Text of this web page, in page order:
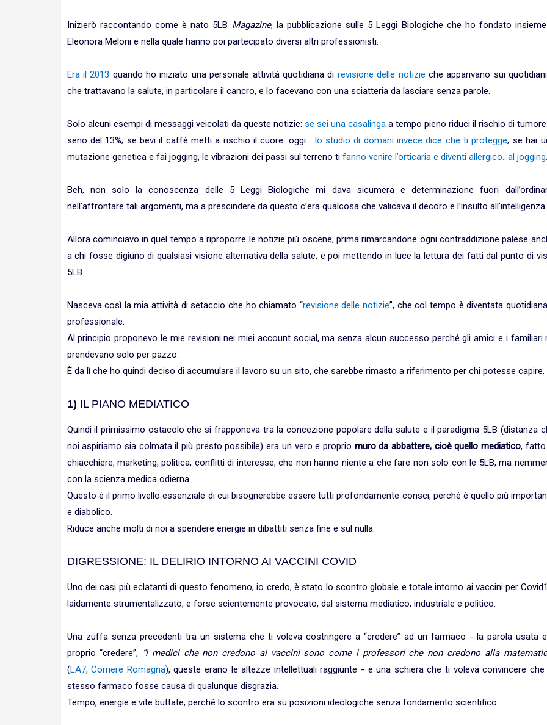
Inizierò raccontando come è nato 5LB Magazine, la pubblicazione sulle 5 Leggi Biologiche che ho fondato
Eleonora Meloni e nella quale hanno poi partecipato diversi altri professionisti.
Era il 2013 quando ho iniziato una personale attività quotidiana di revisione delle notizie che apparivano sui
che trattavano la salute, in particolare il cancro, e lo facevano con una sciatteria da lasciare senza parole.
Solo alcuni esempi di messaggi veicolati da queste notizie: se sei una casalingaa tempo pieno riduci il rischio di tumore
seno del 13%; se bevi il caffè metti a rischio il cuore…oggi… lo studio di domani invece dice che ti protegge; se hai
mutazione genetica e fai jogging, le vibrazioni dei passi sul terreno ti fanno venire l’orticaria e diventi allergico…al jogging.
Beh, non solo la conoscenza delle 5 Leggi Biologiche mi dava sicumera e determinazione fuori
nell’affrontare tali argomenti, ma a prescindere da questo c’era qualcosa che valicava il decoro e l’insulto all’intelligenza.
Allora cominciavo in quel tempo a riproporre le notizie più oscene, prima rimarcandone ogni contraddizione palese
a chi fosse digiuno di qualsiasi visione alternativa della salute, e poi mettendo in luce la lettura dei fatti dal punto di
5LB.
Nasceva così la mia attività di setaccio che ho chiamato “revisione delle notizie”, che col tempo è diventata
professionale.
Al principio proponevo le mie revisioni nei miei account social, ma senza alcun successo perché gli amici e i familiari
prendevano solo per pazzo.
È da lì che ho quindi deciso di accumulare il lavoro su un sito, che sarebbe rimasto a riferimento per chi potesse capire.
1) IL PIANO MEDIATICO
Quindi il primissimo ostacolo che si frapponeva tra la concezione popolare della salute e il paradigma 5LB (distanza
noi aspiriamo sia colmata il più presto possibile) era un vero e proprio muro da abbattere, cioè quello mediatico, fatto
chiacchiere, marketing, politica, conflitti di interesse, che non hanno niente a che fare non solo con le 5LB, ma
con la scienza medica odierna.
Questo è il primo livello essenziale di cui bisognerebbe essere tutti profondamente consci, perché è quello più
e diabolico.
Riduce anche molti di noi a spendere energie in dibattiti senza fine e sul nulla.
DIGRESSIONE: IL DELIRIO INTORNO AI VACCINI COVID
Uno dei casi più eclatanti di questo fenomeno, io credo, è stato lo scontro globale e totale intorno ai vaccini per
laidamente strumentalizzato, e forse scientemente provocato, dal sistema mediatico, industriale e politico.
Una zuffa senza precedenti tra un sistema che ti voleva costringere a “credere” ad un farmaco - la parola usata
proprio “credere”, “i medici che non credono ai vaccini sono come i professori che non credono alla
(LA7,Corriere Romagna), queste erano le altezze intellettuali raggiunte - e una schiera che ti voleva convincere che
stesso farmaco fosse causa di qualunque disgrazia.
Tempo, energie e vite buttate, perché lo scontro era su posizioni ideologiche senza fondamento scientifico.